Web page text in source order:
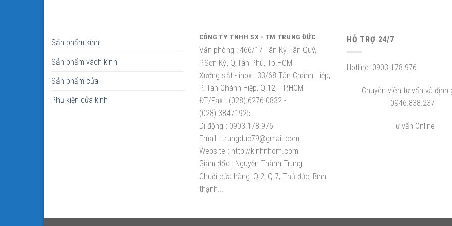
Sản phẩm kính
Sản phẩm vách kính
Sản phẩm cửa
Phụ kiện cửa kính
CÔNG TY TNHH SX - TM TRUNG ĐỨC
Văn phòng :466/17 Tân Kỳ Tân Quý,
P.Sơn Kỳ, Q.Tân Phú, Tp.HCM
Xưởng sắt - inox :33/68 Tân Chánh Hiệp,
P. Tân Chánh Hiệp, Q.12, TP.HCM
ĐT/Fax :(028).6276.0832 -
(028).38471925
Di động :0903.178.976
Email :trungduc79@gmail.com
Website :http://kinhnhom.com
Giám đốc :Nguyễn Thành Trung
Chuỗi cửa hàng: Q.2, Q.7, Thủ đức, Bình
thạnh...
HỖ TRỢ 24/7
Hotline :0903.178.976
Chuyên viên tư vấn và định
0946.838.237
Tư vấn Online